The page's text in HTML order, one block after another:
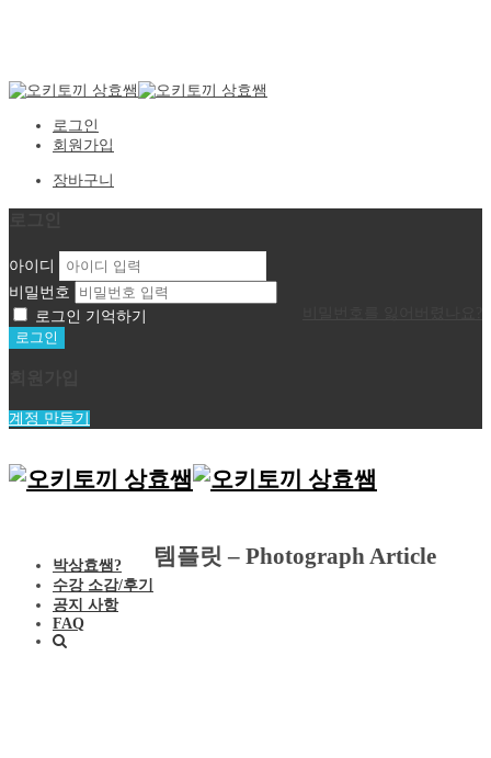
로그인
회원가입
장바구니
아이디
비밀번호
로그인 기억하기
계정 만들기
박상효쌤?
수강 소감/후기
공지 사항
FAQ
템플릿 – Photograph Article